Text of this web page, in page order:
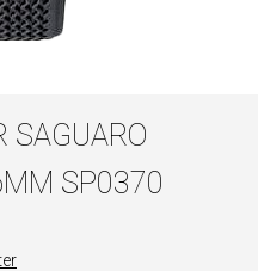
SAGUARO
SP0370